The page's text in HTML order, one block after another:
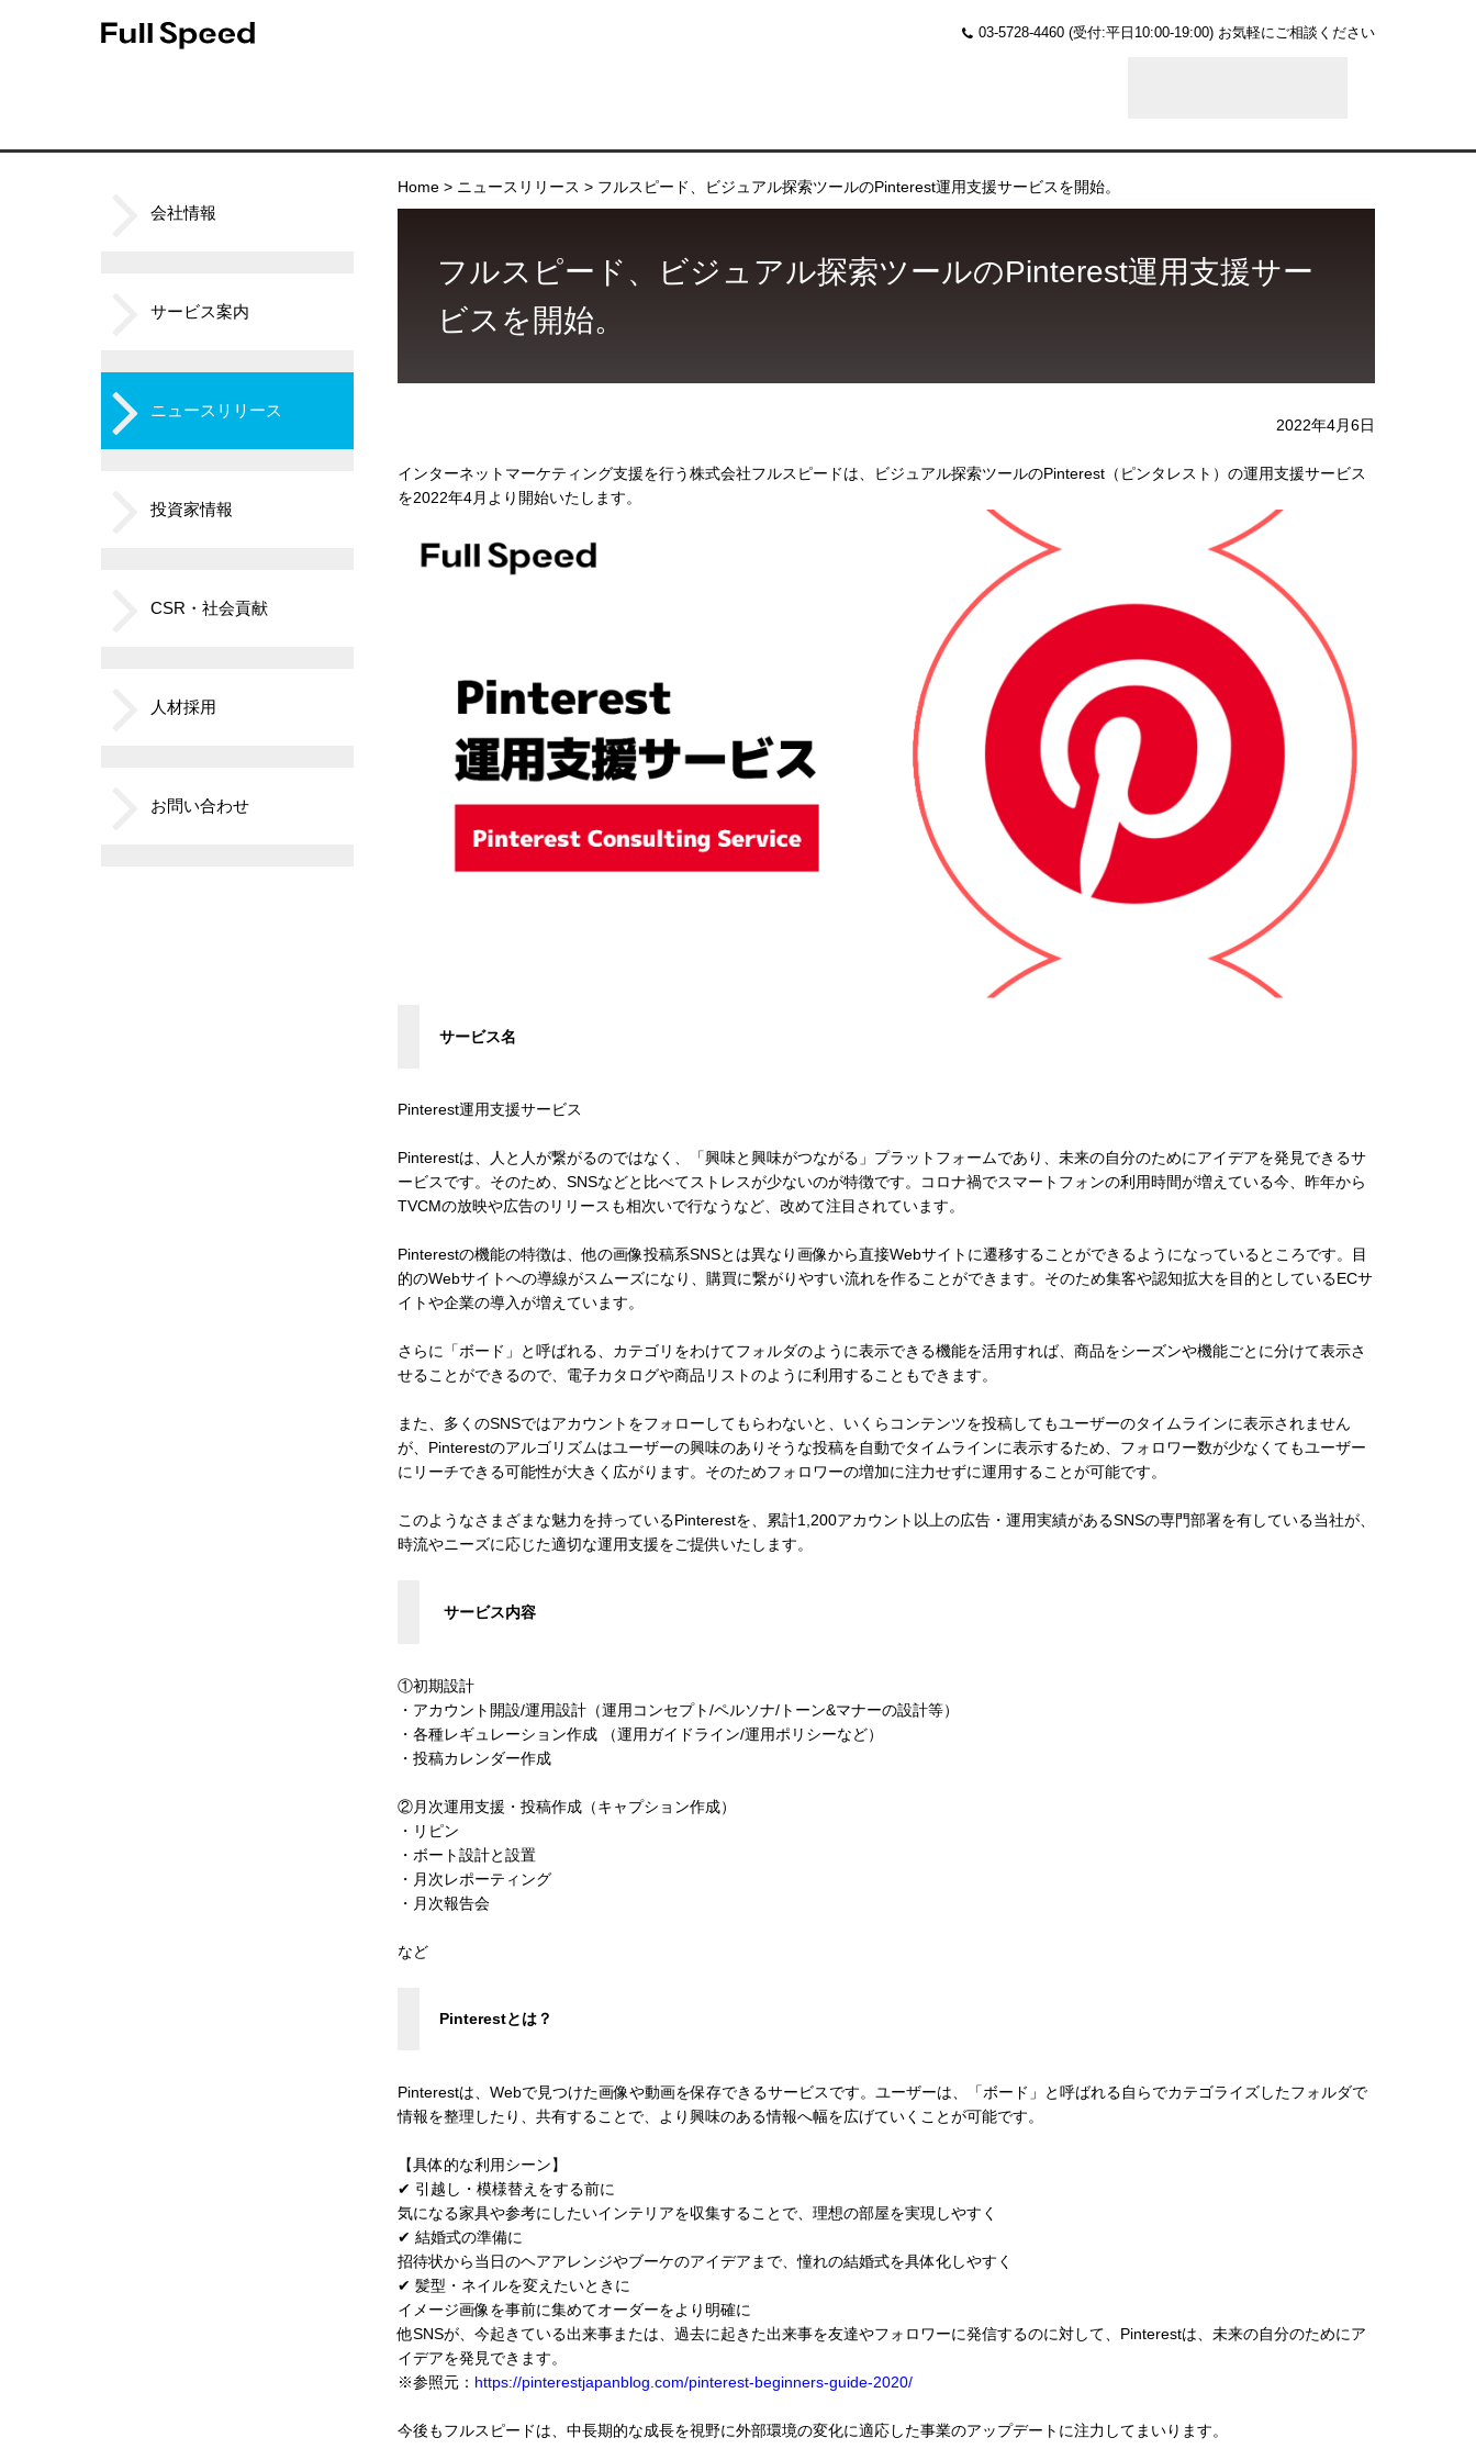
03-5728-4460 (受付:平日10:00-19:00) お気軽にご相談ください
Home ニュースリリース フルスピード、ビジュアル探索ツールのPinterest運用支援サービスを開始。
フルスピード、ビジュアル探索ツールのPinterest運用支援サー
ビスを開始。
2022年4月6日
インターネットマーケティング支援を行う株式会社フルスピードは、ビジュアル探索ツールのPinterest（ピンタレスト）の運用支援サービス
を2022年4月より開始いたします。
サービス名
Pinterest運用支援サービス
Pinterestは、人と人が繋がるのではなく、「興味と興味がつながる」プラットフォームであり、未来の自分のためにアイデアを発見できるサ
ービスです。そのため、SNSなどと比べてストレスが少ないのが特徴です。コロナ禍でスマートフォンの利用時間が増えている今、昨年から
TVCMの放映や広告のリリースも相次いで行なうなど、改めて注目されています。
Pinterestの機能の特徴は、他の画像投稿系SNSとは異なり画像から直接Webサイトに遷移することができるようになっているところです。目
的のWebサイトへの導線がスムーズになり、購買に繋がりやすい流れを作ることができます。そのため集客や認知拡大を目的としているECサ
イトや企業の導入が増えています。
さらに「ボード」と呼ばれる、カテゴリをわけてフォルダのように表示できる機能を活用すれば、商品をシーズンや機能ごとに分けて表示さ
せることができるので、電子カタログや商品リストのように利用することもできます。
また、多くのSNSではアカウントをフォローしてもらわないと、いくらコンテンツを投稿してもユーザーのタイムラインに表示されません
が、Pinterestのアルゴリズムはユーザーの興味のありそうな投稿を自動でタイムラインに表示するため、フォロワー数が少なくてもユーザー
にリーチできる可能性が大きく広がります。そのためフォロワーの増加に注力せずに運用することが可能です。
このようなさまざまな魅力を持っているPinterestを、累計1,200アカウント以上の広告・運用実績があるSNSの専門部署を有している当社が、
時流やニーズに応じた適切な運用支援をご提供いたします。
サービス内容
①初期設計
・アカウント開設/運用設計（運用コンセプト/ペルソナ/トーン&マナーの設計等）
・各種レギュレーション作成 （運用ガイドライン/運用ポリシーなど）
・投稿カレンダー作成
②月次運用支援・投稿作成（キャプション作成）
・リピン
・ボート設計と設置
・月次レポーティング
・月次報告会
など
Pinterestとは？
Pinterestは、Webで見つけた画像や動画を保存できるサービスです。ユーザーは、「ボード」と呼ばれる自らでカテゴライズしたフォルダで
情報を整理したり、共有することで、より興味のある情報へ幅を広げていくことが可能です。
【具体的な利用シーン】
✔︎ 引越し・模様替えをする前に
気になる家具や参考にしたいインテリアを収集することで、理想の部屋を実現しやすく
✔︎ 結婚式の準備に
招待状から当日のヘアアレンジやブーケのアイデアまで、憧れの結婚式を具体化しやすく
✔︎ 髪型・ネイルを変えたいときに
イメージ画像を事前に集めてオーダーをより明確に
他SNSが、今起きている出来事または、過去に起きた出来事を友達やフォロワーに発信するのに対して、Pinterestは、未来の自分のためにア
イデアを発見できます。
※参照元： https://pinterestjapanblog.com/pinterest-beginners-guide-2020/
今後もフルスピードは、中長期的な成長を視野に外部環境の変化に適応した事業のアップデートに注力してまいります。
会社情報
サービス案内
ニュースリリース
投資家情報
CSR・社会貢献
人材採用
お問い合わせ